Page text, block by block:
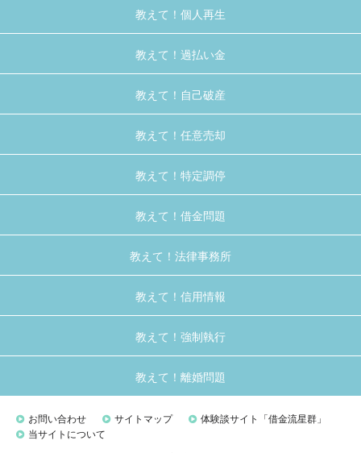
教えて！個人再生
教えて！過払い金
教えて！自己破産
教えて！任意売却
教えて！特定調停
教えて！借金問題
教えて！法律事務所
教えて！信用情報
教えて！強制執行
教えて！離婚問題
お問い合わせ サイトマップ
体験談サイト「借金流星群」
当サイトについて